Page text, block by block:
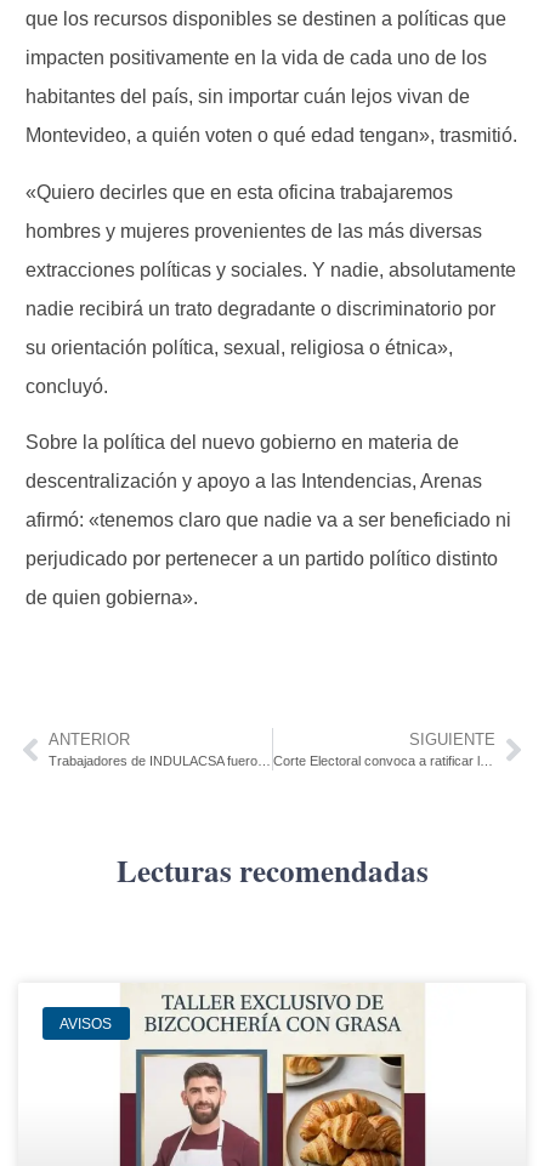
que los recursos disponibles se destinen a políticas que
impacten positivamente en la vida de cada uno de los
habitantes del país, sin importar cuán lejos vivan de
Montevideo, a quién voten o qué edad tengan», trasmitió.
«Quiero decirles que en esta oficina trabajaremos
hombres y mujeres provenientes de las más diversas
extracciones políticas y sociales. Y nadie, absolutamente
nadie recibirá un trato degradante o discriminatorio por
su orientación política, sexual, religiosa o étnica»,
concluyó.
Sobre la política del nuevo gobierno en materia de
descentralización y apoyo a las Intendencias, Arenas
afirmó: «tenemos claro que nadie va a ser beneficiado ni
perjudicado por pertenecer a un partido político distinto
de quien gobierna».
ANTERIOR
Trabajadores de INDULACSA fueron recibidos por Municipios de Cardona y F. Sánchez
SIGUIENTE
Corte Electoral convoca a ratificar las firmas para la reforma «Contra la Usura y una Deuda Justa»
Lecturas recomendadas
AVISOS